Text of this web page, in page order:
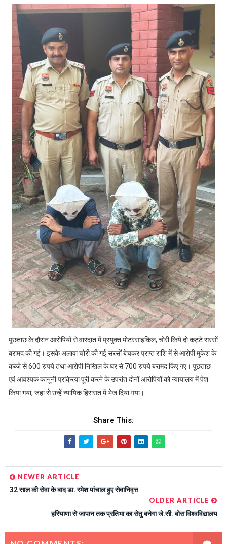
पूछताछ के दौरान आरोपियों से वारदात में प्रयुक्त मोटरसाइकिल, चोरी किये दो कट्टे सरसों
बरामद की गई। इसके अलावा चोरी की गई सरसों बेचकर प्राप्त राशि में से आरोपी मुकेश के
कब्जे से 600 रुपये तथा आरोपी निखिल के घर से 700 रुपये बरामद किए गए। पूछताछ
एवं आवश्यक कानूनी प्रक्रिया पूरी करने के उपरांत दोनों आरोपियों को न्यायालय में पेश
किया गया, जहां से उन्हें न्यायिक हिरासत में भेज दिया गया।
Share This:
NEWER ARTICLE
32 साल की सेवा के बाद डा. रमेश पांचाल हुए सेवानिवृत्त
OLDER ARTICLE
हरियाणा से जापान तक प्रतिभा का सेतु बनेगा जे.सी. बोस विश्वविद्यालय